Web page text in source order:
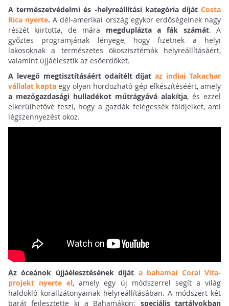
A természetvédelmi és -helyreállítási kategória díjátCosta
Rica nyerte. A dél-amerikai ország egykor erdőségeinek nagy
részét kiirtotta, de mára megduplázta a fák számát. A
győztes programjának lényege, hogy fizetnek a helyi
lakosoknak a természetes ökoszisztémák helyreállításáért,
valamint újjáélesztik az esőerdőket.
A levegő megtisztításáért odaítélt díjataz indiai Takachar
vállalat kapta egy olyan hordozható gép elkészítéséért, amely
a mezőgazdasági hulladékot műtrágyává alakítja, és ezzel
elkerülhetővé teszi, hogy a gazdák felégessék földjeiket, ami
légszennyezést okoz.
Az óceánok újjáélesztésének díját a bahamai Coral Vita-
projekt nyerte el, amely egy új módszerrel segít a világ
haldokló korallzátonyainak helyreállításában. A módszert két
barát fejlesztette ki a Bahamákon: speciális tartályokban